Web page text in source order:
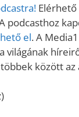
el. A Media1
világának
között